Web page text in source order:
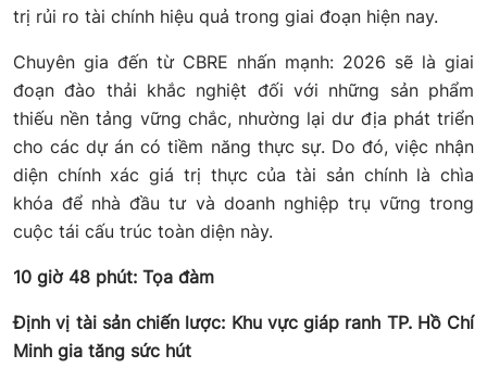
trị rủi ro tài chính hiệu quả trong giai đoạn hiện nay.
Chuyên gia đến từ CBRE nhấn mạnh: 2026 sẽ là giai
đoạn đào thải khắc nghiệt đối với những sản phẩm
thiếu nền tảng vững chắc, nhường lại dư địa phát triển
cho các dự án có tiềm năng thực sự. Do đó, việc nhận
diện chính xác giá trị thực của tài sản chính là chìa
khóa để nhà đầu tư và doanh nghiệp trụ vững trong
cuộc tái cấu trúc toàn diện này.
10 giờ 48 phút: Tọa đàm
Định vị tài sản chiến lược: Khu vực giáp ranh TP. Hồ Chí
Minh gia tăng sức hút